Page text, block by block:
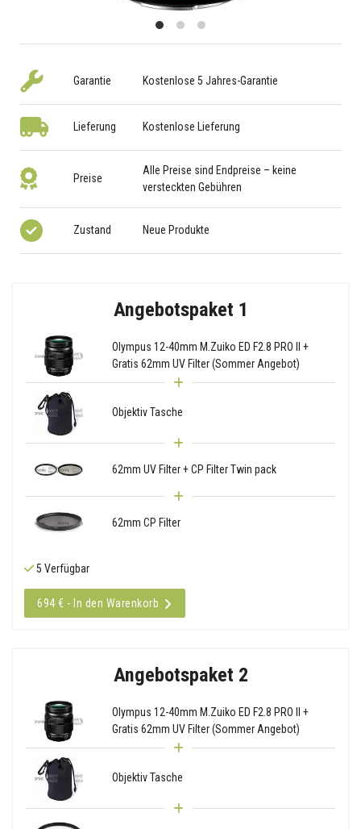
Garantie Kostenlose 5 Jahres-Garantie
Lieferung Kostenlose Lieferung
Preise
Alle Preise sind Endpreise – keine
versteckten Gebühren
Zustand Neue Produkte
Angebotspaket 1
Olympus 12-40mm M.Zuiko ED F2.8 PRO II +
Gratis 62mm UV Filter (Sommer Angebot)
Objektiv Tasche
62mm UV Filter + CP Filter Twin pack
62mm CP Filter
5 Verfügbar
694 € - In den Warenkorb
Angebotspaket 2
Olympus 12-40mm M.Zuiko ED F2.8 PRO II +
Gratis 62mm UV Filter (Sommer Angebot)
Objektiv Tasche